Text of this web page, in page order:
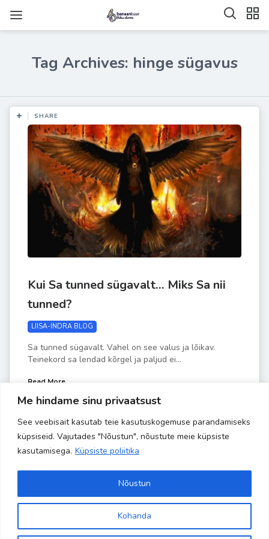
Me hindame sinu privaatsust
See veebisait kasutab teie kasutuskogemuse parandamiseks
küpsiseid. Vajutades "Nõustun", nõustute meie küpsiste
kasutamisega. Küpsiste poliitika
Kohanda
Nõustun
Tag Archives: hinge sügavus
SHARE
Kui Sa tunned sügavalt… Miks Sa nii
tunned?
LIISA-INDRA BLOG
Sa tunned sügavalt. Vahel on see valus ja lõikav.
Teinekord sa lendad kõrgel ja paljud ei...
Read More
MÄRTS 23 byLiisa-Indra
Copyright 2024 Banaanisaar | All Rights Reserved | Powered by
Site is using a trial version of the theme. Please enter your